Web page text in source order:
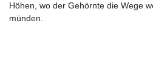
Höhen, wo der Gehörnte die Wege
münden.